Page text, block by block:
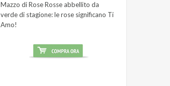
Mazzo di Rose Rosse abbellito da
verde di stagione: le rose significano Ti
Amo!